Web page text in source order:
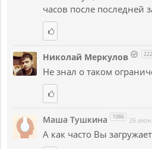
часов после последней
Николай Меркулов
Не знал о таком
Маша Тушкина 1086 26
А как часто Вы